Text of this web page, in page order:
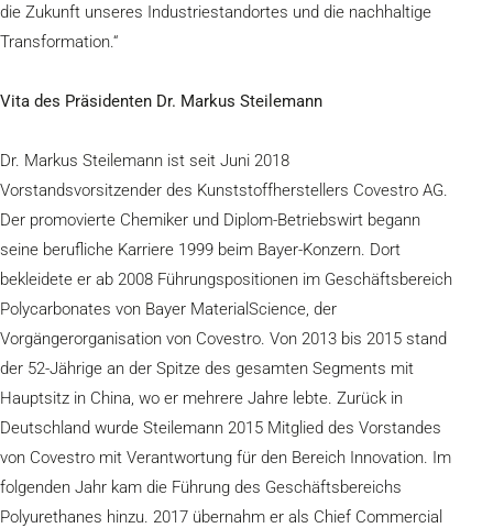
die Zukunft unseres Industriestandortes und die nachhaltige
Transformation.“
Vita des Präsidenten Dr. Markus Steilemann
Dr. Markus Steilemann ist seit Juni 2018
Vorstandsvorsitzender des Kunststoffherstellers Covestro AG.
Der promovierte Chemiker und Diplom-Betriebswirt begann
seine berufliche Karriere 1999 beim Bayer-Konzern. Dort
bekleidete er ab 2008 Führungspositionen im Geschäftsbereich
Polycarbonates von Bayer MaterialScience, der
Vorgängerorganisation von Covestro. Von 2013 bis 2015 stand
der 52-Jährige an der Spitze des gesamten Segments mit
Hauptsitz in China, wo er mehrere Jahre lebte. Zurück in
Deutschland wurde Steilemann 2015 Mitglied des Vorstandes
von Covestro mit Verantwortung für den Bereich Innovation. Im
folgenden Jahr kam die Führung des Geschäftsbereichs
Polyurethanes hinzu. 2017 übernahm er als Chief Commercial